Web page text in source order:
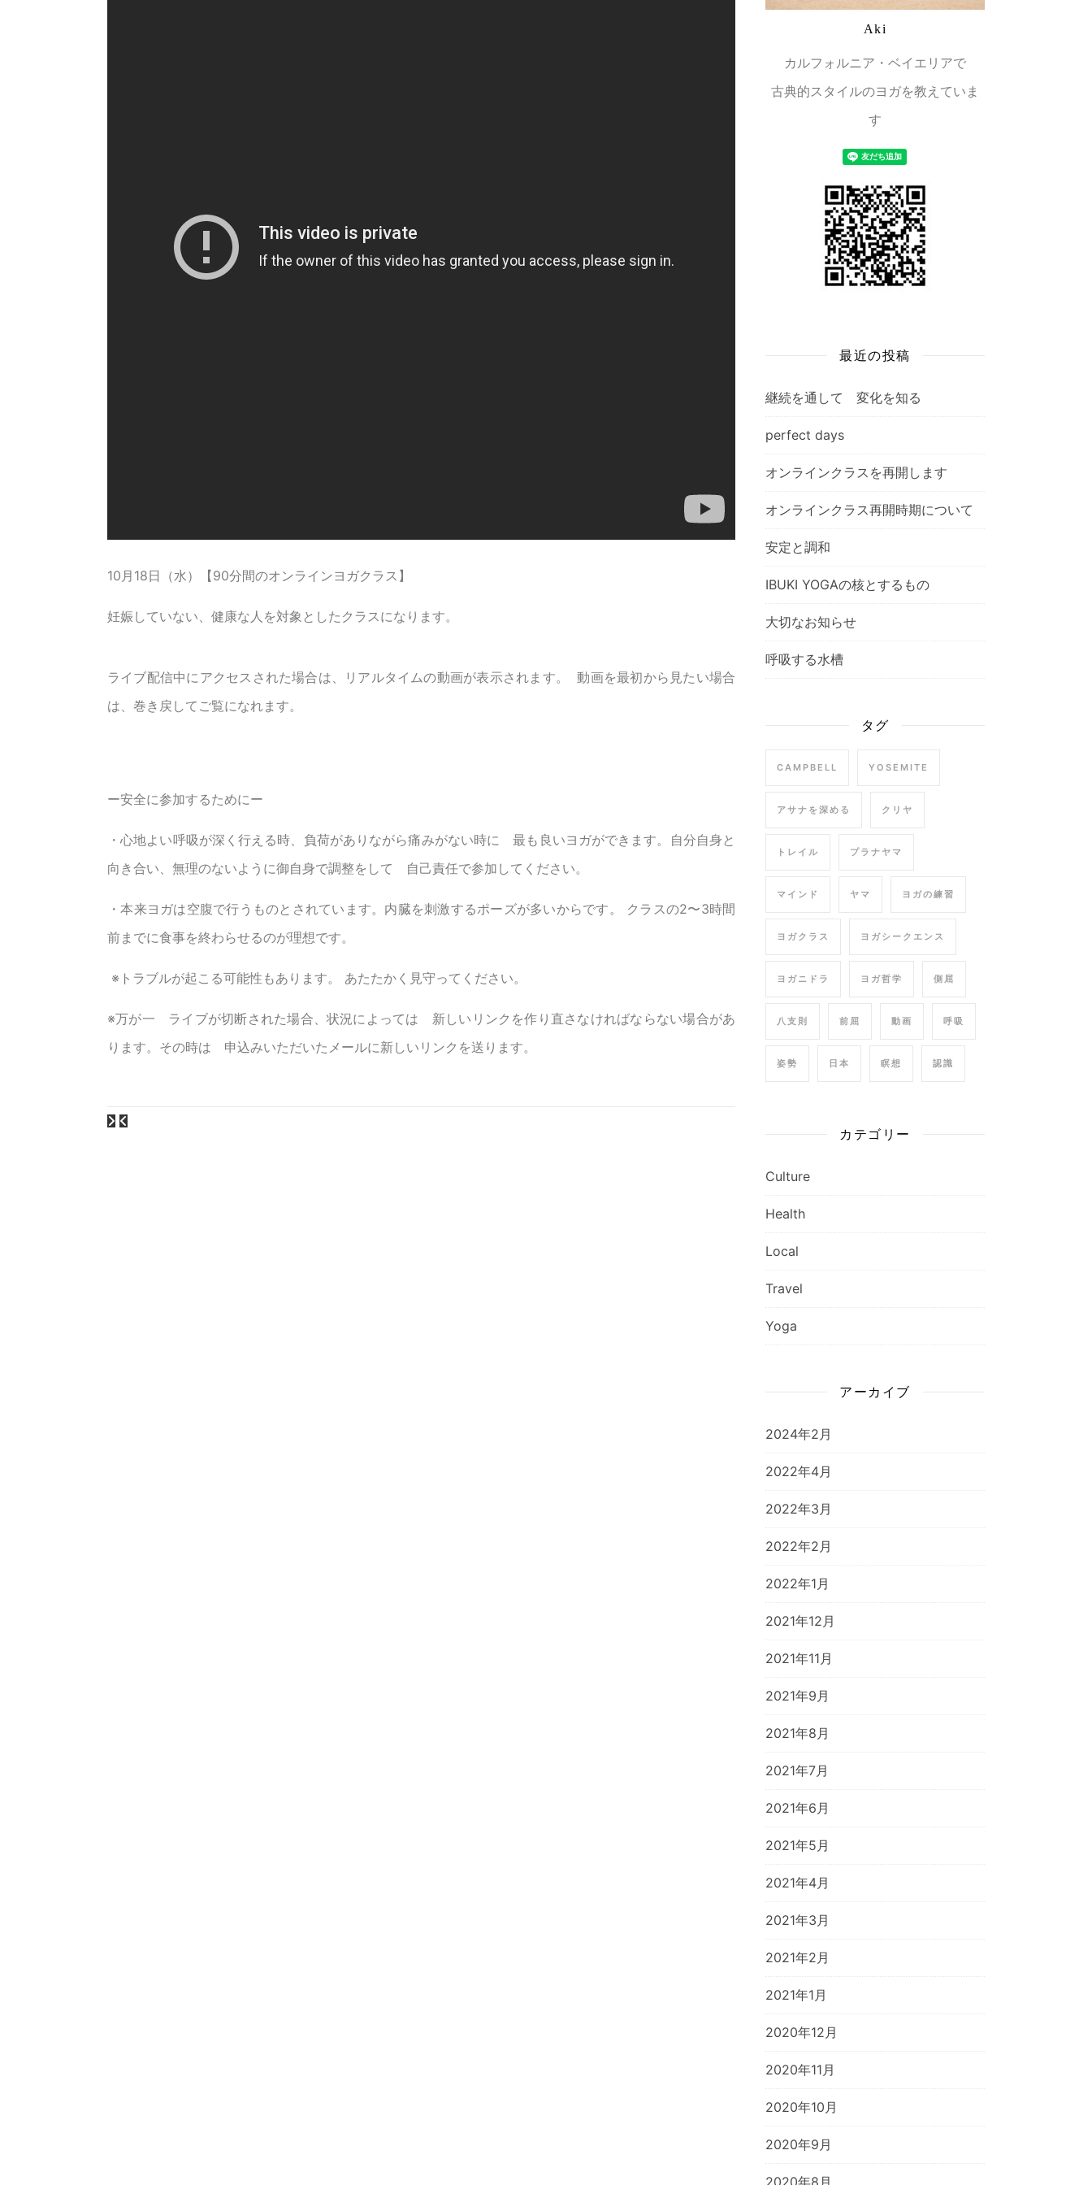
10月18日（水）【90分間のオンラインヨガクラス】
妊娠していない、健康な人を対象としたクラスになります。
ライブ配信中にアクセスされた場合は、リアルタイムの動画が表示されます。 動画を最初から見たい場合
は、巻き戻してご覧になれます。
ー安全に参加するためにー
・心地よい呼吸が深く行える時、負荷がありながら痛みがない時に 最も良いヨガができます。自分自身と
向き合い、無理のないように御自身で調整をして 自己責任で参加してください。
・本来ヨガは空腹で行うものとされています。内臓を刺激するポーズが多いからです。 クラスの2〜3時間
前までに食事を終わらせるのが理想です。
※トラブルが起こる可能性もあります。 あたたかく見守ってください。
※万が一 ライブが切断された場合、状況によっては 新しいリンクを作り直さなければならない場合があ
ります。その時は 申込みいただいたメールに新しいリンクを送ります。
Aki
カルフォルニア・ベイエリアで
古典的スタイルのヨガを教えていま
す
最近の投稿
継続を通して 変化を知る
perfect days
オンラインクラスを再開します
オンラインクラス再開時期について
安定と調和
IBUKI YOGAの核とするもの
大切なお知らせ
呼吸する水槽
タグ
CAMPBELL YOSEMITE
アサナを深める クリヤ
トレイル プラナヤマ
マインド ヤマ ヨガの練習
ヨガクラス ヨガシークエンス
ヨガニドラ ヨガ哲学 側屈
八支則 前屈 動画 呼吸
姿勢 日本 瞑想 認識
カテゴリー
Culture
Health
Local
Travel
Yoga
アーカイブ
2024年2月
2022年4月
2022年3月
2022年2月
2022年1月
2021年12月
2021年11月
2021年9月
2021年8月
2021年7月
2021年6月
2021年5月
2021年4月
2021年3月
2021年2月
2021年1月
2020年12月
2020年11月
2020年10月
2020年9月
2020年8月